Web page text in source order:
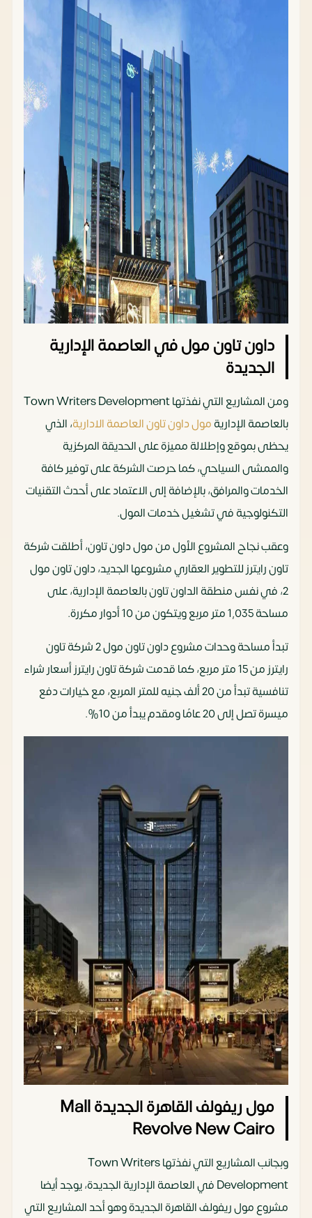
داون تاون مول في العاصمة الإدارية
الجديدة
ومن المشاريع التي نفذتها Town Writers Development
بالعاصمة الإداريةمول داون تاون العاصمة الادارية، الذي
يحظى بموقع وإطلالة مميزة على الحديقة المركزية
والممشى السياحي، كما حرصت الشركة على توفير كافة
الخدمات والمرافق، بالإضافة إلى الاعتماد على أحدث التقنيات
التكنولوجية في تشغيل خدمات المول.
وعقب نجاح المشروع الأول من مول داون تاون، أطلقت شركة
تاون رايترز للتطوير العقاري مشروعها الجديد، داون تاون مول
2، في نفس منطقة الداون تاون بالعاصمة الإدارية، على
مساحة 1,035 متر مربع ويتكون من 10 أدوار مكررة.
تبدأ مساحة وحدات مشروع داون تاون مول 2 شركة تاون
رايترز من 15 متر مربع، كما قدمت شركة تاون رايترز أسعار شراء
تنافسية تبدأ من 20 ألف جنيه للمتر المربع، مع خيارات دفع
ميسرة تصل إلى 20 عامًا ومقدم يبدأ من 10%.
مول ريفولف القاهرة الجديدة Mall
Revolve New Cairo
وبجانب المشاريع التي نفذتها Town Writers
Development في العاصمة الإدارية الجديدة، يوجد أيضا
مشروع مول ريفولف القاهرة الجديدة وهو أحد المشاريع التي